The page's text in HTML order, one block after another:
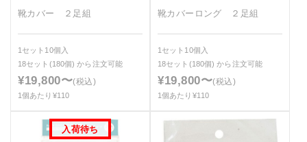
靴カバー ２足組
1セット10個入
18セット(180個)から注文可能
¥19,800〜(税込)
1個あたり¥110
靴カバーロング ２足組
1セット10個入
18セット(180個)から注文可能
¥19,800〜(税込)
1個あたり¥110